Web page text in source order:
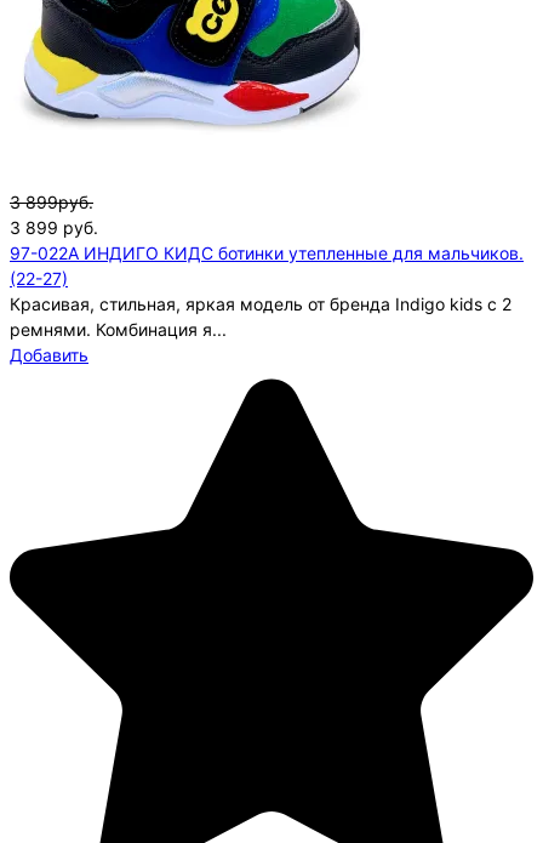
3 899руб.
3 899 руб.
97-022A ИНДИГО КИДС ботинки утепленные для мальчиков.
(22-27)
Красивая, стильная, яркая модель от бренда Indigo kids с 2
ремнями. Комбинация я...
Добавить